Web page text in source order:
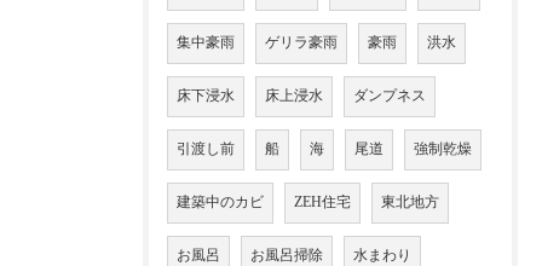
集中豪雨 ゲリラ豪雨 豪雨 洪水
床下浸水 床上浸水 ダンプネス
引渡し前 船 海 尾道 強制乾燥
建築中のカビ ZEH住宅 東北地方
お風呂 お風呂掃除 水まわり